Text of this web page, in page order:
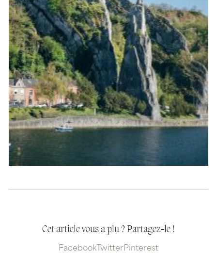
Cet article vous a plu ? Partagez-le !
Facebook TwitterPinterest